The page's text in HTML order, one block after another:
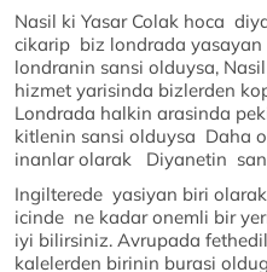
Nasil ki Yasar Colak hoca
cikarip biz londrada
londranin sansi olduysa,
hizmet yarisinda bizlerden
Londrada halkin arasinda
kitlenin sansi olduysa Daha
inanlar olarak Diyanetin
Ingilterede yasiyan biri
icinde ne kadar onemli bir
iyi bilirsiniz. Avrupada
kalelerden birinin burasi